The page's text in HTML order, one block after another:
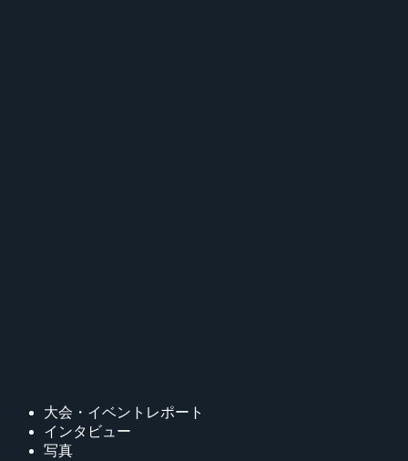
大会・イベントレポート
インタビュー
写真